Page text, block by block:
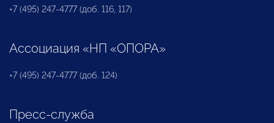
+7 (495) 247-4777 (доб. 116, 117)
Ассоциация «НП «ОПОРА»
+7 (495) 247-4777 (доб. 124)
Пресс-служба